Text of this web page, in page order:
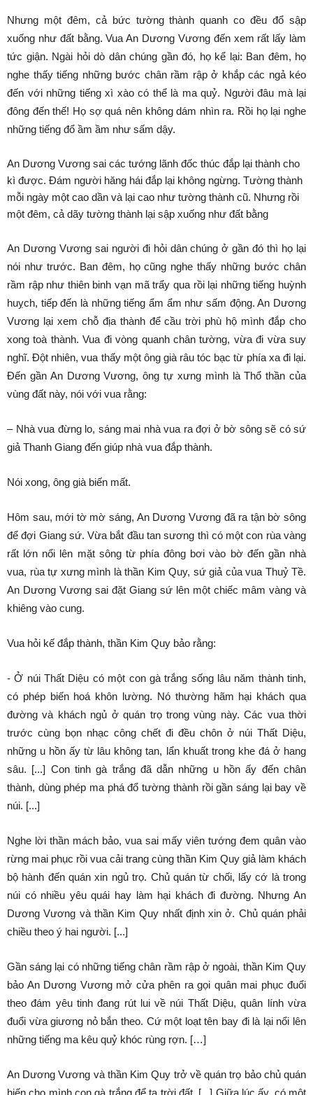
Nhưng một đêm, cả bức tường thành quanh co đều đổ sập
xuống như đất bằng. Vua An Dương Vương đến xem rất lấy làm
tức giận. Ngài hỏi dò dân chúng gần đó, họ kể lại: Ban đêm, họ
nghe thấy tiếng những bước chân rầm rập ở khắp các ngả kéo
đến với những tiếng xì xào có thể là ma quỷ. Người đâu mà lại
đông đến thế! Họ sợ quá nên không dám nhìn ra. Rồi họ lại nghe
những tiếng đổ ầm ầm như sấm dậy.
An Dương Vương sai các tướng lãnh đốc thúc đắp lại thành cho
kì được. Đám người hăng hái đắp lại không ngừng. Tường thành
mỗi ngày một cao dần và lại cao như tường thành cũ. Nhưng rồi
một đêm, cả dãy tường thành lại sập xuống như đất bằng
An Dương Vương sai người đi hỏi dân chúng ở gần đó thì họ lại
nói như trước. Ban đêm, họ cũng nghe thấy những bước chân
rầm rập như thiên binh vạn mã trẩy qua rồi lại những tiếng huỳnh
huỵch, tiếp đến là những tiếng ẩm ẩm như sấm động. An Dương
Vương lại xem chỗ địa thành để cầu trời phù hộ mình đắp cho
xong toà thành. Vua đi vòng quanh chân tường, vừa đi vừa suy
nghĩ. Đột nhiên, vua thấy một ông già râu tóc bạc từ phía xa đi lại.
Đến gần An Dương Vương, ông tự xưng mình là Thổ thần của
vùng đất này, nói với vua rằng:
– Nhà vua đừng lo, sáng mai nhà vua ra đợi ở bờ sông sẽ có sứ
giả Thanh Giang đến giúp nhà vua đắp thành.
Nói xong, ông già biến mất.
Hôm sau, mới tờ mờ sáng, An Dương Vương đã ra tận bờ sông
để đợi Giang sứ. Vừa bắt đầu tan sương thì có một con rùa vàng
rất lớn nổi lên mặt sông từ phía đông bơi vào bờ đến gần nhà
vua, rùa tự xưng mình là thần Kim Quy, sứ giả của vua Thuỷ Tề.
An Dương Vương sai đặt Giang sứ lên một chiếc mâm vàng và
khiêng vào cung.
Vua hỏi kế đắp thành, thần Kim Quy bảo rằng:
- Ở núi Thất Diệu có một con gà trắng sống lâu năm thành tinh,
có phép biến hoá khôn lường. Nó thường hãm hại khách qua
đường và khách ngủ ở quán trọ trong vùng này. Các vua thời
trước cùng bọn nhạc công chết đi đều chôn ở núi Thất Diệu,
những u hồn ấy từ lâu không tan, lẩn khuất trong khe đá ở hang
sâu. [...] Con tinh gà trắng đã dẫn những u hồn ấy đến chân
thành, dùng phép ma phá đổ tường thành rồi gần sáng lại bay về
núi. [...]
Nghe lời thần mách bảo, vua sai mấy viên tướng đem quân vào
rừng mai phục rồi vua cải trang cùng thần Kim Quy giả làm khách
bộ hành đến quán xin ngủ trọ. Chủ quán từ chối, lấy cớ là trong
núi có nhiều yêu quái hay làm hại khách đi đường. Nhưng An
Dương Vương và thần Kim Quy nhất định xin ở. Chủ quán phải
chiều theo ý hai người. [...]
Gần sáng lại có những tiếng chân rầm rập ở ngoài, thần Kim Quy
bảo An Dương Vương mở cửa phên ra gọi quân mai phục đuổi
theo đám yêu tinh đang rút lui về núi Thất Diệu, quân lính vừa
đuổi vừa giương nỏ bắn theo. Cứ một loạt tên bay đi là lại nổi lên
những tiếng ma kêu quỷ khóc rùng rợn. […]
An Dương Vương và thần Kim Quy trở về quán trọ bảo chủ quán
hiến cho mình con gà trắng để tạ trời đất. [...] Giữa lúc ấy, có một